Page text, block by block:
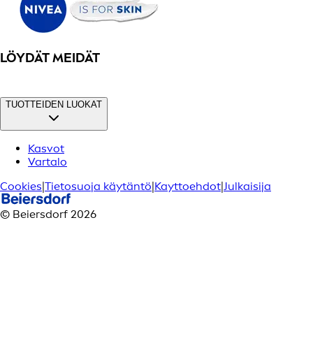
LÖYDÄT MEIDÄT
TUOTTEIDEN LUOKAT
Kasvot
Vartalo
Cookies|Tietosuoja käytäntö|Kayttoehdot|Julkaisija
© Beiersdorf 2026